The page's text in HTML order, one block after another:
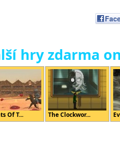
hry zdarma
Of T... The Clockwor...